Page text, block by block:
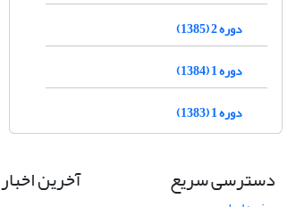
دوره 2 (1385)
دوره 1 (1384)
دوره 1 (1383)
دسترسی سریع آخرین اخبار